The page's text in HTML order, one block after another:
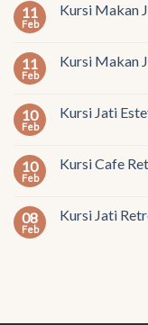
11
Feb
Kursi Makan
11
Feb
Kursi Makan
10
Feb
Kursi Jati
10
Feb
Kursi Cafe
08
Feb
Kursi Jati